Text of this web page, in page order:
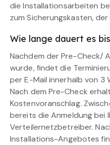
die Installationsarbeiten
zum Sicherungskasten, der
Wie lange dauert es
Nachdem der Pre-Check/
wurde, findet die
per E-Mail innerhalb von 3
Nach dem Pre-Check
Kostenvoranschlag.
bereits die Anmeldung bei
Verteilernetzbetreiber.
Installations-Angebotes